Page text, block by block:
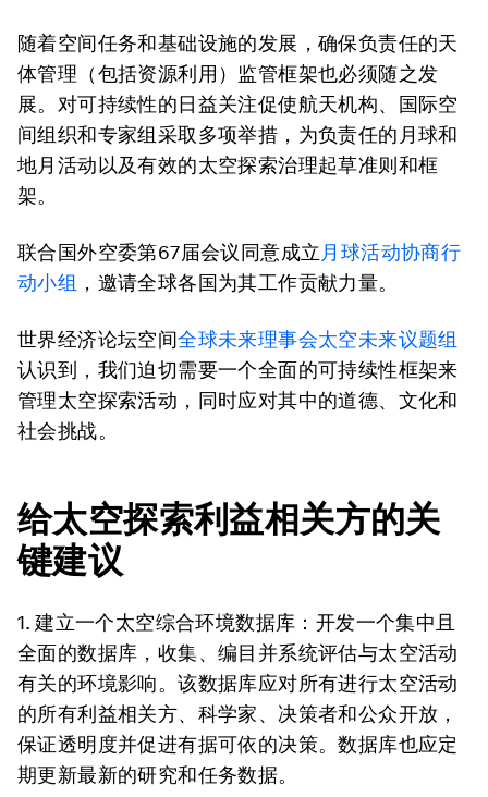
随着空间任务和基础设施的发展，确保负责任的天
体管理（包括资源利用）监管框架也必须随之发
展。对可持续性的日益关注促使航天机构、国际空
间组织和专家组采取多项举措，为负责任的月球和
地月活动以及有效的太空探索治理起草准则和框
架。
联合国外空委第67届会议同意成立 月球活动协商行
动小组 ，邀请全球各国为其工作贡献力量。
世界经济论坛空间全球未来理事会太空未来议题组
认识到，我们迫切需要一个全面的可持续性框架来
管理太空探索活动，同时应对其中的道德、文化和
社会挑战。
给太空探索利益相关方的关
键建议
1. 建立一个太空综合环境数据库： 开发一个集中且
全面的数据库，收集、编目并系统评估与太空活动
有关的环境影响。该数据库应对所有进行太空活动
的所有利益相关方、科学家、决策者和公众开放，
保证透明度并促进有据可依的决策。数据库也应定
期更新最新的研究和任务数据。